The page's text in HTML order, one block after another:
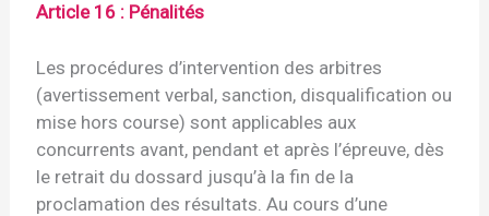
Article 16 : Pénalités
Les procédures d’intervention des arbitres
(avertissement verbal, sanction, disqualification ou
mise hors course) sont applicables aux
concurrents avant, pendant et après l’épreuve, dès
le retrait du dossard jusqu’à la fin de la
proclamation des résultats. Au cours d’une